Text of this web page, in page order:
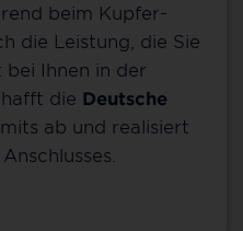
beim Kupfer-
die Leistung, die Sie
bei Ihnen in der
die Deutsche
ab und realisiert